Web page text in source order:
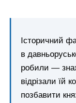
Історичний
в
робили —
відрізали їй
позбавити